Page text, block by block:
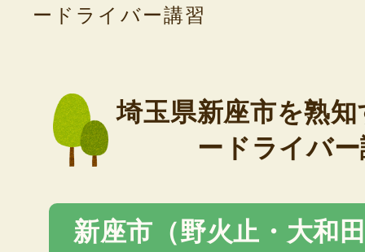
ードライバー講習
埼玉県新座市を熟
ードライバ
新座市（野火止・大和